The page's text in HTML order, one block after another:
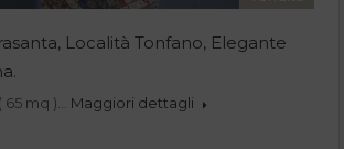
Località Tonfano, Elegante
65 mq )… Maggiori dettagli